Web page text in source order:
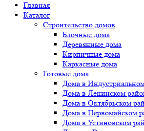
Главная
Каталог
Строительство домов
Блочные дома
Деревянные дома
Кирпичные дома
Каркасные дома
Готовые дома
Дома в
Дома в Ленинском
Дома в Октябрьском
Дома в Первомайском
Дома в Устиновском